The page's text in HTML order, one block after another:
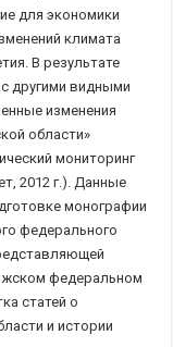
для экономики
климата
В результате
другими видными
изменения
области»
мониторинг
2012 г.). Данные
монографии
федерального
федеральном
статей о
и истории